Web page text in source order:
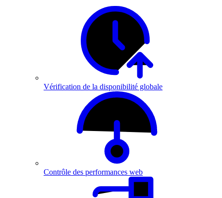
Vérification de la disponibilité globale
Contrôle des performances web